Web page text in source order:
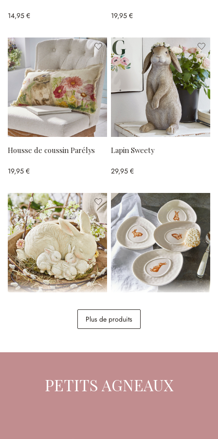
14,95 € 19,95 €
Housse de coussin Parélys
19,95 €
Lapin Sweety
29,95 €
19,95 €
Plus de produits
PETITS AGNEAUX